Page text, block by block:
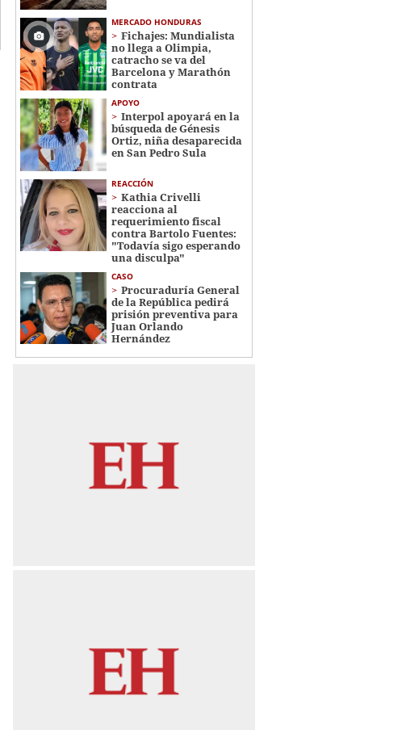
MERCADO HONDURAS
Fichajes: Mundialista
no llega a Olimpia,
catracho se va del
Barcelona y Marathón
contrata
APOYO
Interpol apoyará en la
búsqueda de Génesis
Ortiz, niña desaparecida
en San Pedro Sula
REACCIÓN
Kathia Crivelli
reacciona al
requerimiento fiscal
contra Bartolo Fuentes:
"Todavía sigo esperando
una disculpa"
CASO
Procuraduría General
de la República pedirá
prisión preventiva para
Juan Orlando
Hernández